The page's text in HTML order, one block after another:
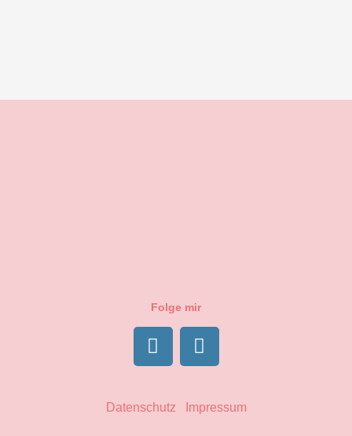
Folge mir
F
c
e
I
s
t
Datenschutz Impressum